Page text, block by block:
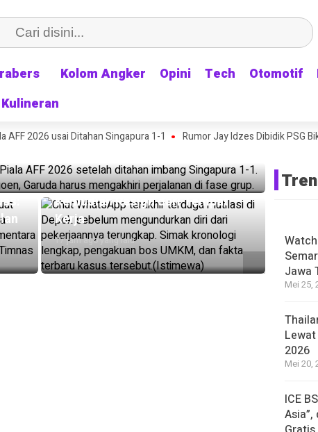
Kolom Angker Opini Tech Otomotif
Kulineran
Kolom Angker Opini Tech Otomotif
Kulineran
2026 usai Ditahan Singapura 1-1 Rumor Jay Idzes Dibidik PSG
1-1
Chat WhatsApp Terakhir Terduga
Mutilasi Depok Terungkap, Sehari
Kemudian Resign dari Tempat
Kerja
17 jam ago yang lalu
Isu
Jawa
Mei 25,
2026
Mei 20,
ICE